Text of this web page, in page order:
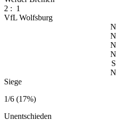
2 : 1
VfL Wolfsburg
N
N
N
N
S
N
Siege
1/6 (17%)
Unentschieden